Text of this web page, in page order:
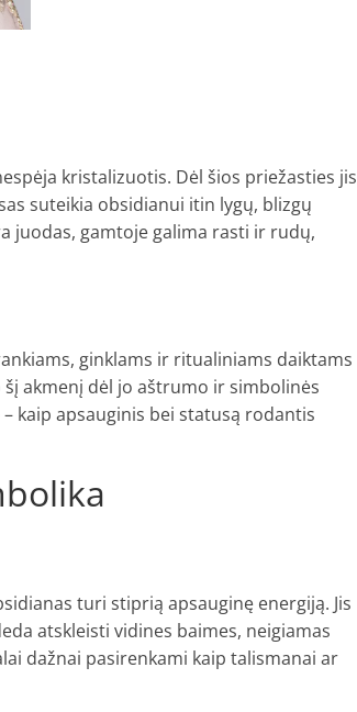
kristalizuotis. Dėl šios priežasties jis
suteikia obsidianui itin lygų, blizgų
juodas, gamtoje galima rasti ir rudų,
ginklams ir ritualiniams daiktams
akmenį dėl jo aštrumo ir simbolinės
kaip apsauginis bei statusą rodantis
turi stiprią apsauginę energiją. Jis
atskleisti vidines baimes, neigiamas
dažnai pasirenkami kaip talismanai ar